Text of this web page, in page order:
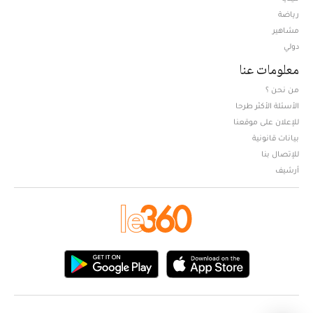
رياضة
مشاهير
دولي
معلومات عنا
من نحن ؟
الأسئلة الأكثر طرحا
للإعلان على موقعنا
بيانات قانونية
للإتصال بنا
أرشيف